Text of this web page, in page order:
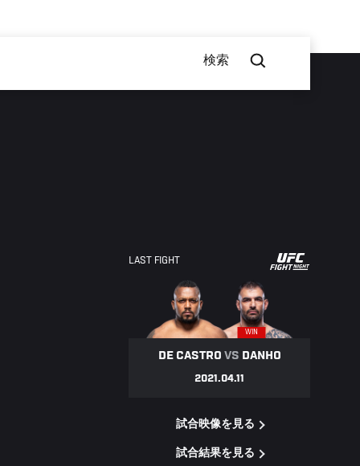
検索
LAST FIGHT
UFC
WIN
DE CASTRO VS DANHO
2021.04.11
試合映像を見る
試合結果を見る